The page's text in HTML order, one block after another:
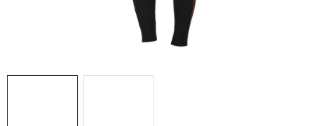
Velkoobchod O nás Kontakty